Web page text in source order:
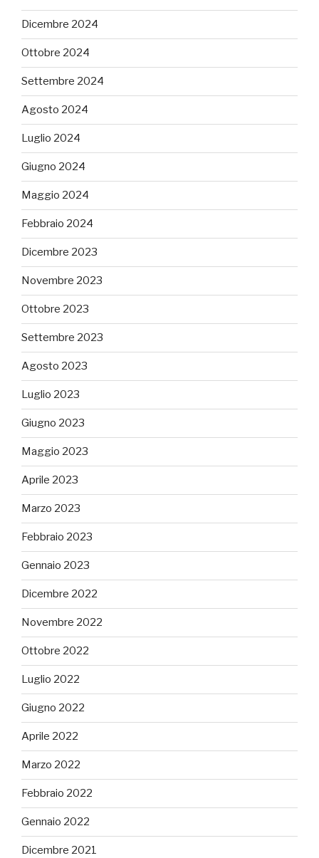
Dicembre 2024
Ottobre 2024
Settembre 2024
Agosto 2024
Luglio 2024
Giugno 2024
Maggio 2024
Febbraio 2024
Dicembre 2023
Novembre 2023
Ottobre 2023
Settembre 2023
Agosto 2023
Luglio 2023
Giugno 2023
Maggio 2023
Aprile 2023
Marzo 2023
Febbraio 2023
Gennaio 2023
Dicembre 2022
Novembre 2022
Ottobre 2022
Luglio 2022
Giugno 2022
Aprile 2022
Marzo 2022
Febbraio 2022
Gennaio 2022
Dicembre 2021